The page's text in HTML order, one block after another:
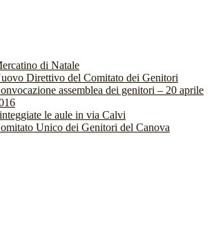
di Natale
Direttivo del Comitato dei Genitori
assemblea dei genitori – 20 aprile
le aule in via Calvi
Unico dei Genitori del Canova